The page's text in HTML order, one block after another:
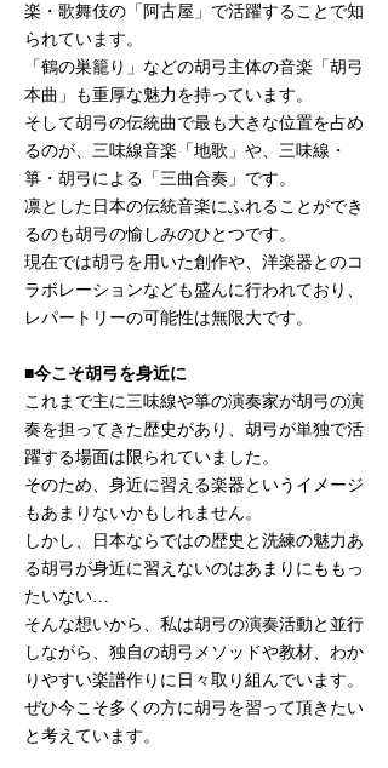
楽・歌舞伎の「阿古屋」で活躍することで知
られています。
「鶴の巣籠り」などの胡弓主体の音楽「胡弓
本曲」も重厚な魅力を持っています。
そして胡弓の伝統曲で最も大きな位置を占め
るのが、三味線音楽「地歌」や、三味線・
箏・胡弓による「三曲合奏」です。
凛とした日本の伝統音楽にふれることができ
るのも胡弓の愉しみのひとつです。
現在では胡弓を用いた創作や、洋楽器とのコ
ラボレーションなども盛んに行われており、
レパートリーの可能性は無限大です。
■今こそ胡弓を身近に
これまで主に三味線や箏の演奏家が胡弓の演
奏を担ってきた歴史があり、胡弓が単独で活
躍する場面は限られていました。
そのため、身近に習える楽器というイメージ
もあまりないかもしれません。
しかし、日本ならではの歴史と洗練の魅力あ
る胡弓が身近に習えないのはあまりにももっ
たいない…
そんな想いから、私は胡弓の演奏活動と並行
しながら、独自の胡弓メソッドや教材、わか
りやすい楽譜作りに日々取り組んでいます。
ぜひ今こそ多くの方に胡弓を習って頂きたい
と考えています。